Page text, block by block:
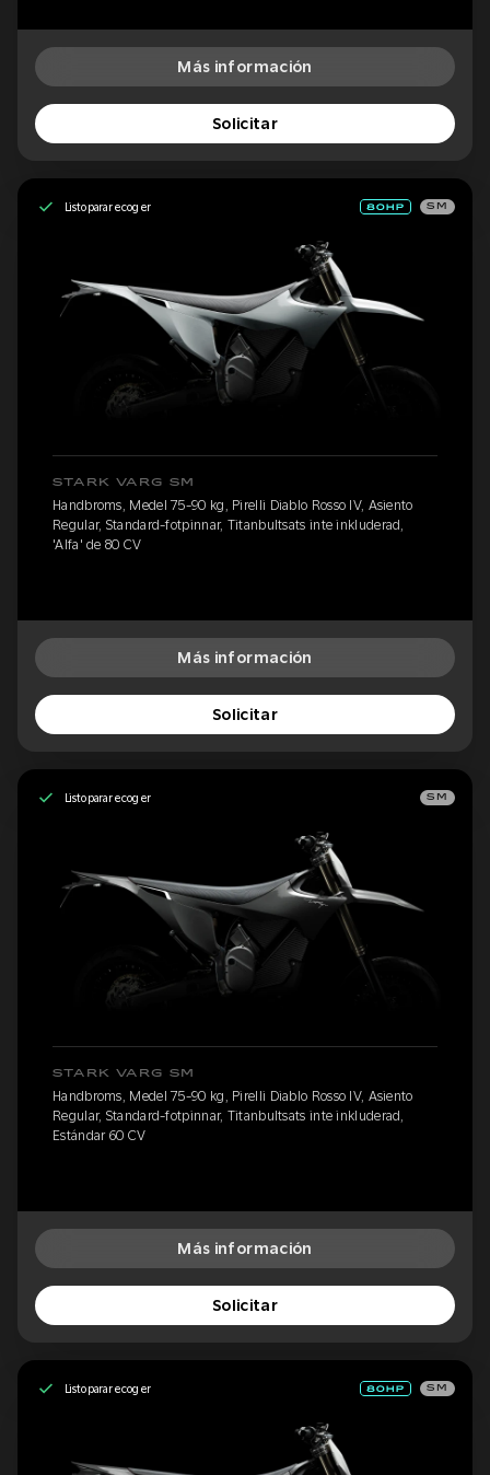
Más información
Solicitar
Listo para recoger SM
STARK VARG SM
Handbroms, Medel 75-90 kg, Pirelli Diablo Rosso IV, Asiento
Regular, Standard-fotpinnar, Titanbultsats inte inkluderad,
'Alfa' de 80 CV
Más información
Solicitar
Listo para recoger SM
STARK VARG SM
Handbroms, Medel 75-90 kg, Pirelli Diablo Rosso IV, Asiento
Regular, Standard-fotpinnar, Titanbultsats inte inkluderad,
Estándar 60 CV
Más información
Solicitar
Listo para recoger SM